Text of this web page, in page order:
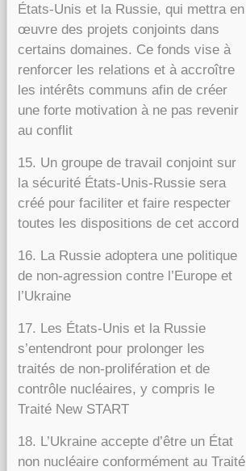
États-Unis et la Russie, qui mettra en
œuvre des projets conjoints dans
certains domaines. Ce fonds vise à
renforcer les relations et à accroître
les intérêts communs afin de créer
une forte motivation à ne pas revenir
au conflit
15. Un groupe de travail conjoint sur
la sécurité États-Unis-Russie sera
créé pour faciliter et faire respecter
toutes les dispositions de cet accord
16. La Russie adoptera une politique
de non-agression contre l’Europe et
l’Ukraine
17. Les États-Unis et la Russie
s’entendront pour prolonger les
traités de non-prolifération et de
contrôle nucléaires, y compris le
Traité New START
18. L’Ukraine accepte d’être un État
non nucléaire conformément au Traité